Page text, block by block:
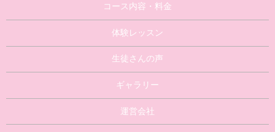
コース内容・料金
体験レッスン
生徒さんの声
ギャラリー
運営会社